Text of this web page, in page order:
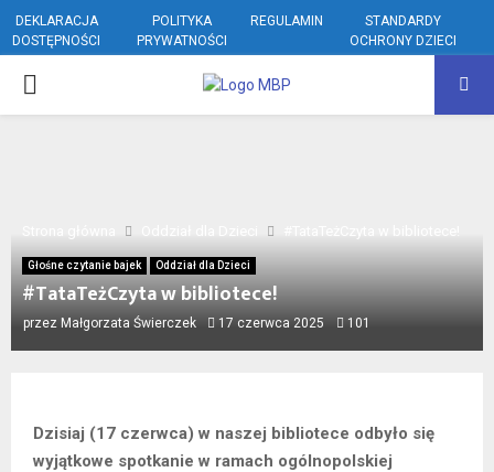
DEKLARACJA
DOSTĘPNOŚCI
POLITYKA
PRYWATNOŚCI
REGULAMIN
STANDARDY
OCHRONY DZIECI
PRIMARY
Głośne czytanie bajek Oddział dla Dzieci
#TataTeżCzyta w bibliotece!
przez Małgorzata Świerczek 17 czerwca 2025 101
Dzisiaj (17 czerwca) w naszej bibliotece odbyło się
wyjątkowe spotkanie w ramach ogólnopolskiej